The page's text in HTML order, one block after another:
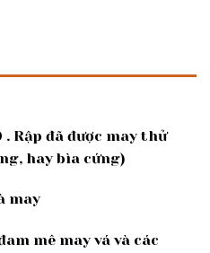
. Rập đã được may thử
hay bìa cứng)
may
mê may vá và các